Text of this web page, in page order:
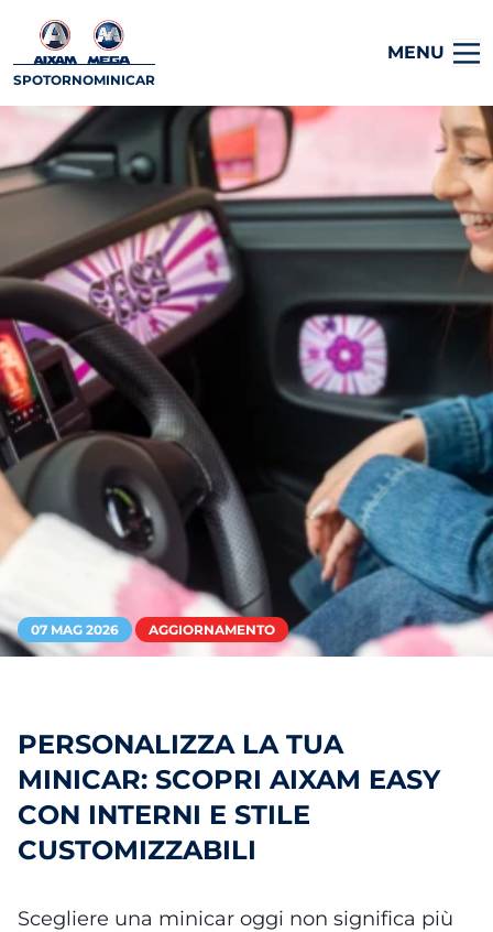
SPOTORNOMINICAR
MENU
07 MAG 2026 AGGIORNAMENTO
PERSONALIZZA LA TUA
MINICAR: SCOPRI AIXAM EASY
CON INTERNI E STILE
CUSTOMIZZABILI
Scegliere una minicar oggi non significa più